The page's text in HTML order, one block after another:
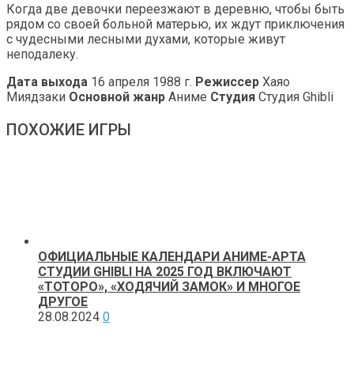
Когда две девочки переезжают в деревню, чтобы быть
рядом со своей больной матерью, их ждут приключения
с чудесными лесными духами, которые живут
неподалеку.
Дата выхода 16 апреля 1988 г. Режиссер Хаяо
Миядзаки Основной жанр Аниме Студия Студия Ghibli
ПОХОЖИЕ ИГРЫ
ОФИЦИАЛЬНЫЕ КАЛЕНДАРИ АНИМЕ-АРТА
СТУДИИ GHIBLI НА 2025 ГОД ВКЛЮЧАЮТ
«ТОТОРО», «ХОДЯЧИЙ ЗАМОК» И МНОГОЕ
ДРУГОЕ
28.08.2024 0